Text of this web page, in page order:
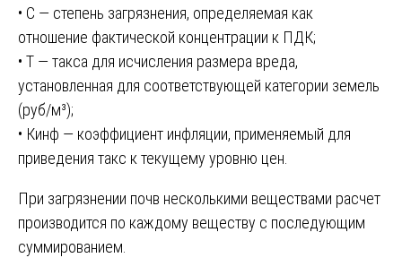
• С — степень загрязнения, определяемая как
отношение фактической концентрации к ПДК;
• Т — такса для исчисления размера вреда,
установленная для соответствующей категории земель
(руб/м³);
• Кинф — коэффициент инфляции, применяемый для
приведения такс к текущему уровню цен.
При загрязнении почв несколькими веществами расчет
производится по каждому веществу с последующим
суммированием.